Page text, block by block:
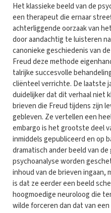
Het klassieke beeld van de
een therapeut die ernaar
achterliggende oorzaak van
door aandachtig te luisteren
canonieke geschiedenis van
Freud deze methode
talrijke succesvolle
cliënteel verrichte. De laatste
duidelijker dat dit verhaal niet
brieven die Freud tijdens zijn
gebleven. Ze vertellen een
embargo is het grootste deel
inmiddels gepubliceerd en op
dramatisch ander beeld van
psychoanalyse worden
inhoud van de brieven ingaan,
is dat ze eerder een beeld
hoogmoedige neuroloog die
wilde forceren dan dat van